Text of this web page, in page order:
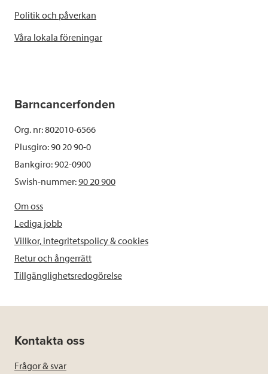
Politik och påverkan
Våra lokala föreningar
Barncancerfonden
Org. nr: 802010-6566
Plusgiro: 90 20 90-0
Bankgiro: 902-0900
Swish-nummer:90 20 900
Om oss
Lediga jobb
Villkor, integritetspolicy & cookies
Retur och ångerrätt
Tillgänglighetsredogörelse
Kontakta oss
Frågor & svar